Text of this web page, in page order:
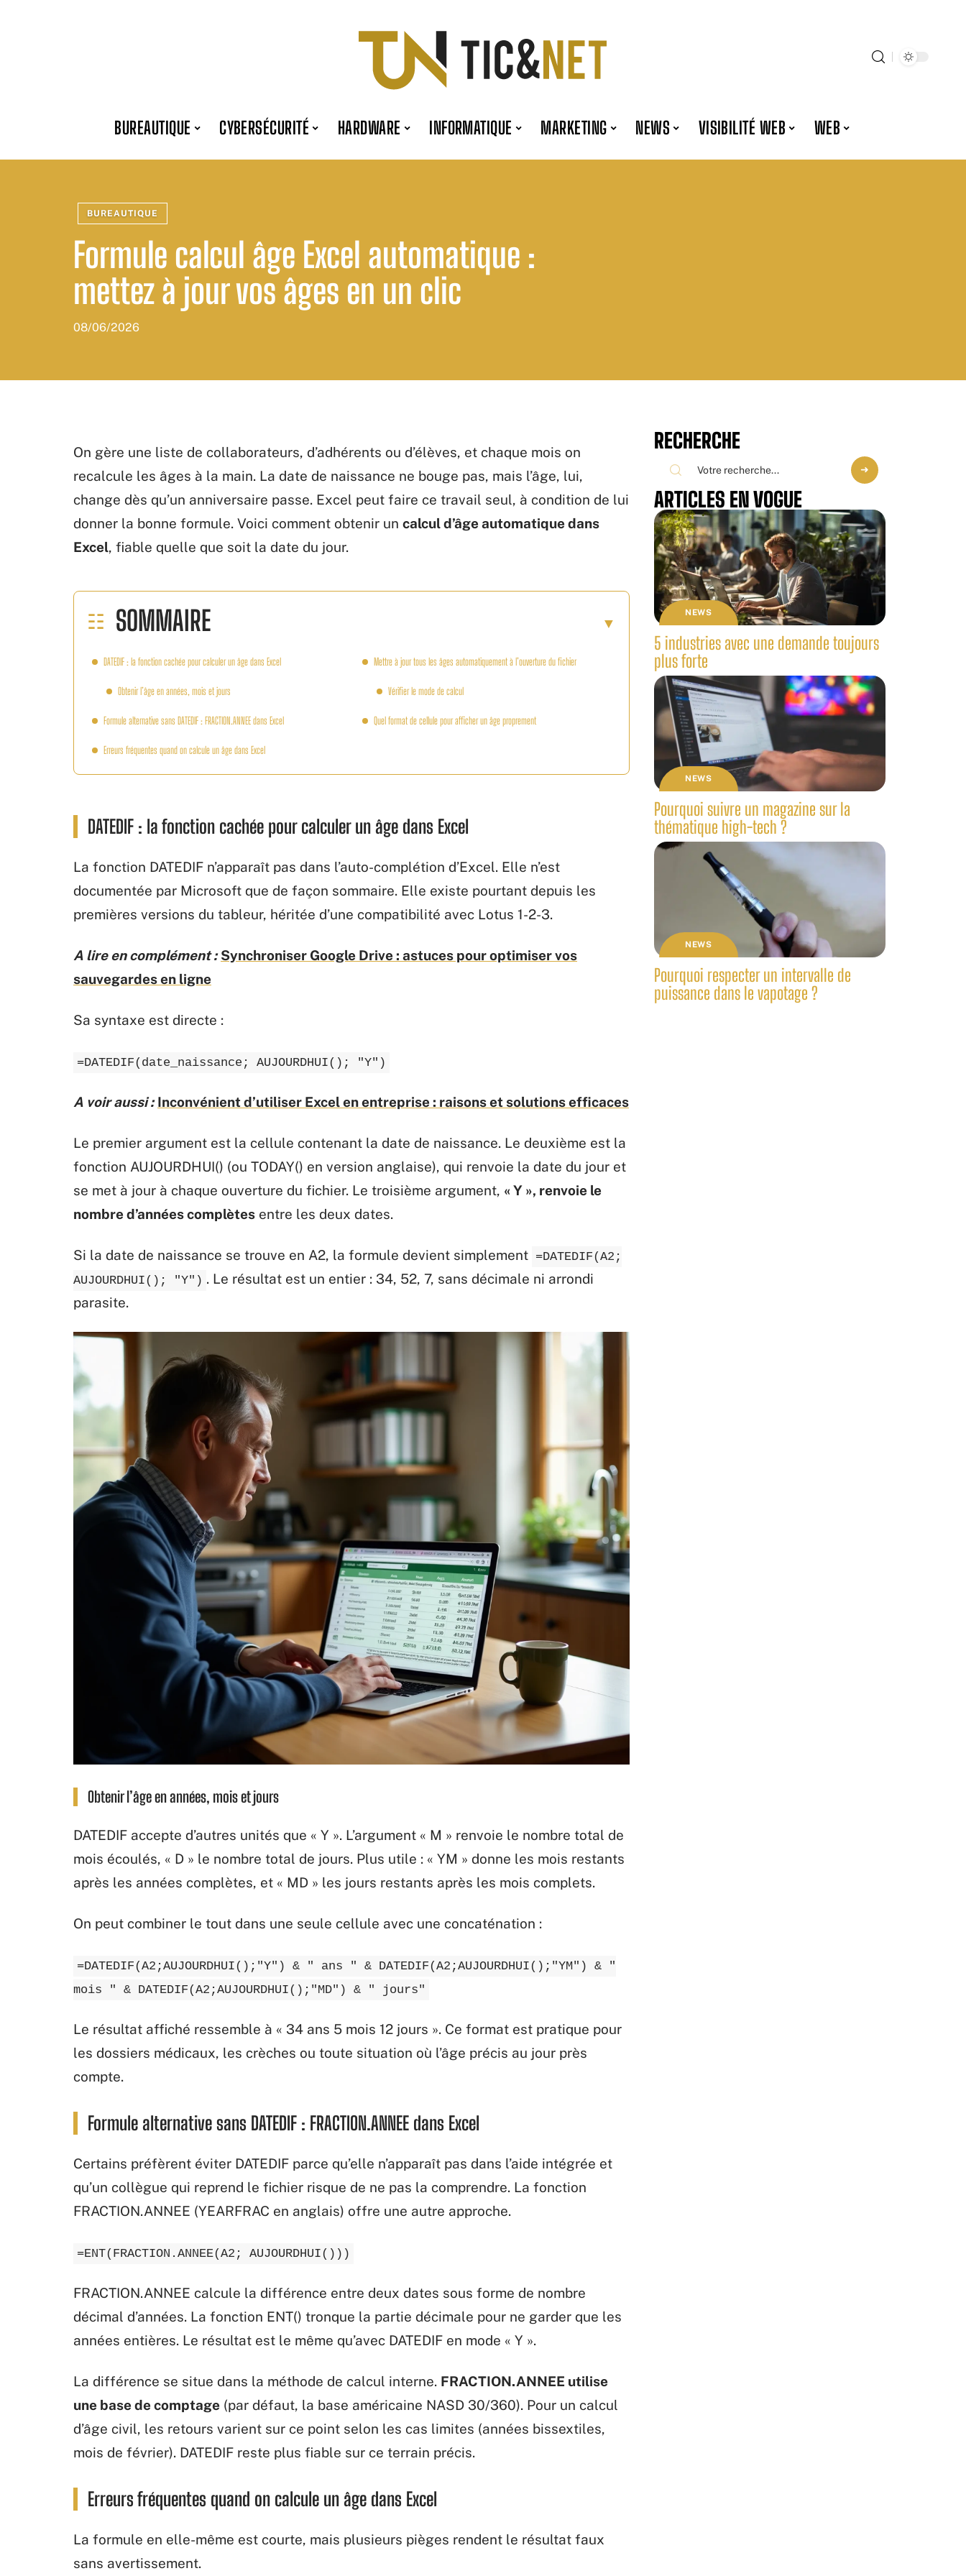
BUREAUTIQUE CYBERSÉCURITÉ HARDWARE INFORMATIQUE MARKETING NEWS VISIBILITÉ WEB WEB
BUREAUTIQUE
Formule calcul âge Excel automatique :
mettez à jour vos âges en un clic
08/06/2026
On gère une liste de collaborateurs, d’adhérents ou d’élèves, et chaque mois on
recalcule les âges à la main. La date de naissance ne bouge pas, mais l’âge, lui,
change dès qu’un anniversaire passe. Excel peut faire ce travail seul, à condition de lui
donner la bonne formule. Voici comment obtenir un calcul d’âge automatique dans
Excel, fiable quelle que soit la date du jour.
SOMMAIRE
DATEDIF : la fonction cachée pour calculer un âge dans Excel
Obtenir l’âge en années, mois et jours
Formule alternative sans DATEDIF : FRACTION.ANNEE dans Excel
Erreurs fréquentes quand on calcule un âge dans Excel
Mettre à jour tous les âges automatiquement à l’ouverture du fichier
Vérifier le mode de calcul
Quel format de cellule pour afficher un âge proprement
DATEDIF : la fonction cachée pour calculer un âge dans Excel
La fonction DATEDIF n’apparaît pas dans l’auto-complétion d’Excel. Elle n’est
documentée par Microsoft que de façon sommaire. Elle existe pourtant depuis les
premières versions du tableur, héritée d’une compatibilité avec Lotus 1-2-3.
A lire en complément : Synchroniser Google Drive : astuces pour optimiser vos
sauvegardes en ligne
Sa syntaxe est directe :
=DATEDIF(date_naissance; AUJOURDHUI(); "Y")
A voir aussi : Inconvénient d’utiliser Excel en entreprise : raisons et solutions efficaces
Le premier argument est la cellule contenant la date de naissance. Le deuxième est la
fonction AUJOURDHUI() (ou TODAY() en version anglaise), qui renvoie la date du jour et
se met à jour à chaque ouverture du fichier. Le troisième argument, « Y », renvoie le
nombre d’années complètes entre les deux dates.
Si la date de naissance se trouve en A2, la formule devient simplement =DATEDIF(A2;
AUJOURDHUI(); "Y") . Le résultat est un entier : 34, 52, 7, sans décimale ni arrondi
parasite.
Obtenir l’âge en années, mois et jours
DATEDIF accepte d’autres unités que « Y ». L’argument « M » renvoie le nombre total de
mois écoulés, « D » le nombre total de jours. Plus utile : « YM » donne les mois restants
après les années complètes, et « MD » les jours restants après les mois complets.
On peut combiner le tout dans une seule cellule avec une concaténation :
=DATEDIF(A2;AUJOURDHUI();"Y") & " ans " & DATEDIF(A2;AUJOURDHUI();"YM") & "
mois " & DATEDIF(A2;AUJOURDHUI();"MD") & " jours"
Le résultat affiché ressemble à « 34 ans 5 mois 12 jours ». Ce format est pratique pour
les dossiers médicaux, les crèches ou toute situation où l’âge précis au jour près
compte.
Formule alternative sans DATEDIF : FRACTION.ANNEE dans Excel
Certains préfèrent éviter DATEDIF parce qu’elle n’apparaît pas dans l’aide intégrée et
qu’un collègue qui reprend le fichier risque de ne pas la comprendre. La fonction
FRACTION.ANNEE (YEARFRAC en anglais) offre une autre approche.
=ENT(FRACTION.ANNEE(A2; AUJOURDHUI()))
FRACTION.ANNEE calcule la différence entre deux dates sous forme de nombre
décimal d’années. La fonction ENT() tronque la partie décimale pour ne garder que les
années entières. Le résultat est le même qu’avec DATEDIF en mode « Y ».
La différence se situe dans la méthode de calcul interne. FRACTION.ANNEE utilise
une base de comptage (par défaut, la base américaine NASD 30/360). Pour un calcul
d’âge civil, les retours varient sur ce point selon les cas limites (années bissextiles,
mois de février). DATEDIF reste plus fiable sur ce terrain précis.
Erreurs fréquentes quand on calcule un âge dans Excel
La formule en elle-même est courte, mais plusieurs pièges rendent le résultat faux
sans avertissement.
RECHERCHE
ARTICLES EN VOGUE
NEWS
5 industries avec une demande toujours
plus forte
NEWS
Pourquoi suivre un magazine sur la
thématique high-tech ?
NEWS
Pourquoi respecter un intervalle de
puissance dans le vapotage ?